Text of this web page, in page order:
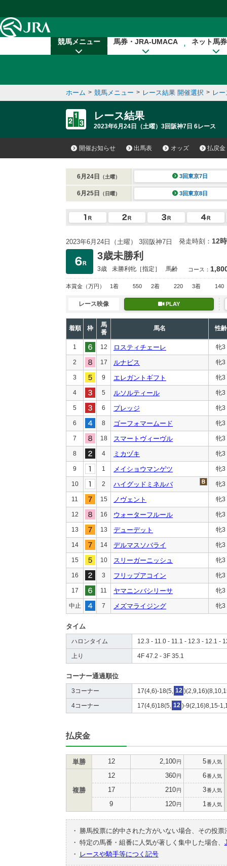
競馬メニュー 馬券・JRA-UMACA ネット馬
ホーム > 競馬メニュー > レース結果 開催選択 > レ
レース結果
2023年6月24日（土曜）3回阪神7日 6レース
開催お知らせ 出馬表 オッズ 払戻金
6月24日 （土曜） 3回東京7日
6月25日 （日曜） 3回東京8日
2023年6月24日（土曜） 3回阪神7日 発走時刻： 12
3歳未勝利
3歳 未勝利牝［指定］ 馬齢 コース：
本賞金 （万円） 1着 550 2着 220 3着 140
レース映像 PLAY
着順 枠
馬
番
馬名 性齢
1 12 ロスティチェーレ 牝3
2 17 ルナビス 牝3
3 9 エレガントギフト 牝3
4 5 ルソルティール 牝3
5 6 プレッジ 牝3
6 8 ゴーフォマームード 牝3
7 18 スマートヴィーヴル 牝3
8 4 ミカヅキ 牝3
9 1 メイショウマンゲツ 牝3
10 2 ハイグッドミネルバ 牝3
11 15 ノヴェント 牝3
12 16 ウォーターフルール 牝3
13 13 デューデット 牝3
14 14 デルマスソバライ 牝3
15 10 スリーガーニッシュ 牝3
16 3 フリップアコイン 牝3
17 11 ヤマニンバシリーサ 牝3
中止 7 メズマライジング 牝3
タイム
ハロンタイム 12.3 - 11.0 - 11.1 - 12.3 - 12.1 -
上り 4F 47.2 - 3F 35.1
コーナー通過順位
3コーナー 17(4,6)-18(5, 12
4コーナー 17(4,6)18(5, 12 )-9(2,16)8,15-
払戻金
単勝 12 2,100円 5番人気
複勝
12 360円 6番人気
17 210円 3番人気
9 120円 1 番人気
・
勝馬投票に的中された方がいない場合、その投
・ 特定の馬番・組番に人気が著しく集中した場合、
・
レースや騎手等につく記号